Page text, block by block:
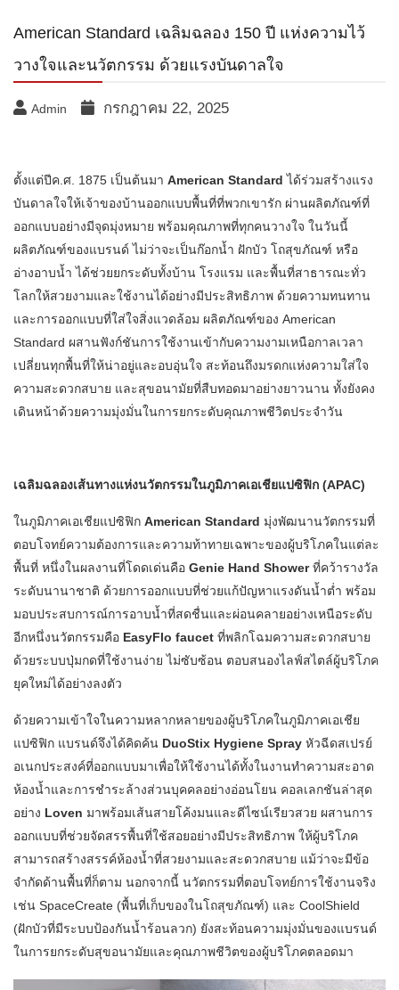
American Standard เฉลิมฉลอง 150 ปี แห่งความไว้
วางใจและนวัตกรรม ด้วยแรงบันดาลใจ
Admin กรกฎาคม 22, 2025
ตั้งแต่ปีค.ศ. 1875 เป็นต้นมา American Standard ได้ร่วมสร้างแรง
บันดาลใจให้เจ้าของบ้านออกแบบพื้นที่ที่พวกเขารัก ผ่านผลิตภัณฑ์ที่
ออกแบบอย่างมีจุดมุ่งหมาย พร้อมคุณภาพที่ทุกคนวางใจ ในวันนี้
ผลิตภัณฑ์ของแบรนด์ ไม่ว่าจะเป็นก๊อกน้ำ ฝักบัว โถสุขภัณฑ์ หรือ
อ่างอาบน้ำ ได้ช่วยยกระดับทั้งบ้าน โรงแรม และพื้นที่สาธารณะทั่ว
โลกให้สวยงามและใช้งานได้อย่างมีประสิทธิภาพ ด้วยความทนทาน
และการออกแบบที่ใส่ใจสิ่งแวดล้อม ผลิตภัณฑ์ของ American
Standard ผสานฟังก์ชันการใช้งานเข้ากับความงามเหนือกาลเวลา
เปลี่ยนทุกพื้นที่ให้น่าอยู่และอบอุ่นใจ สะท้อนถึงมรดกแห่งความใส่ใจ
ความสะดวกสบาย และสุขอนามัยที่สืบทอดมาอย่างยาวนาน ทั้งยังคง
เดินหน้าด้วยความมุ่งมั่นในการยกระดับคุณภาพชีวิตประจำวัน
เฉลิมฉลองเส้นทางแห่งนวัตกรรมในภูมิภาคเอเชียแปซิฟิก (APAC)
ในภูมิภาคเอเชียแปซิฟิก American Standard มุ่งพัฒนานวัตกรรมที่
ตอบโจทย์ความต้องการและความท้าทายเฉพาะของผู้บริโภคในแต่ละ
พื้นที่ หนึ่งในผลงานที่โดดเด่นคือ Genie Hand Showerที่คว้ารางวัล
ระดับนานาชาติ ด้วยการออกแบบที่ช่วยแก้ปัญหาแรงดันน้ำต่ำ พร้อม
มอบประสบการณ์การอาบน้ำที่สดชื่นและผ่อนคลายอย่างเหนือระดับ
อีกหนึ่งนวัตกรรมคือ EasyFlo faucet ที่พลิกโฉมความสะดวกสบาย
ด้วยระบบปุ่มกดที่ใช้งานง่าย ไม่ซับซ้อน ตอบสนองไลฟ์สไตล์ผู้บริโภค
ยุคใหม่ได้อย่างลงตัว
ด้วยความเข้าใจในความหลากหลายของผู้บริโภคในภูมิภาคเอเชีย
แปซิฟิก แบรนด์จึงได้คิดค้น DuoStix Hygiene Spray หัวฉีดสเปรย์
อเนกประสงค์ที่ออกแบบมาเพื่อให้ใช้งานได้ทั้งในงานทำความสะอาด
ห้องน้ำและการชำระล้างส่วนบุคคลอย่างอ่อนโยน คอลเลกชันล่าสุด
อย่าง Loven มาพร้อมเส้นสายโค้งมนและดีไซน์เรียวสวย ผสานการ
ออกแบบที่ช่วยจัดสรรพื้นที่ใช้สอยอย่างมีประสิทธิภาพ ให้ผู้บริโภค
สามารถสร้างสรรค์ห้องน้ำที่สวยงามและสะดวกสบาย แม้ว่าจะมีข้อ
จำกัดด้านพื้นที่ก็ตาม นอกจากนี้ นวัตกรรมที่ตอบโจทย์การใช้งานจริง
เช่น SpaceCreate (พื้นที่เก็บของในโถสุขภัณฑ์) และ CoolShield
(ฝักบัวที่มีระบบป้องกันน้ำร้อนลวก) ยังสะท้อนความมุ่งมั่นของแบรนด์
ในการยกระดับสุขอนามัยและคุณภาพชีวิตของผู้บริโภคตลอดมา